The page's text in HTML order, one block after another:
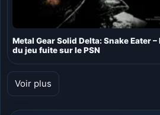
Metal Gear Solid Delta: Snake Eater
du jeu fuite sur le PSN
Voir plus